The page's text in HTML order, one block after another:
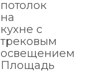
потолок
на
кухне с
трековым
освещением
Площадь